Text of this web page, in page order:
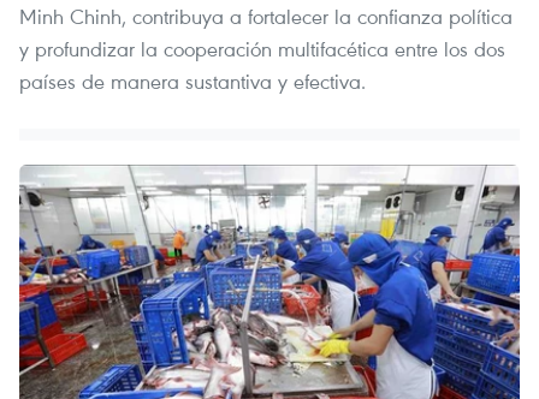
Minh Chinh, contribuya a fortalecer la confianza política
y profundizar la cooperación multifacética entre los dos
países de manera sustantiva y efectiva.